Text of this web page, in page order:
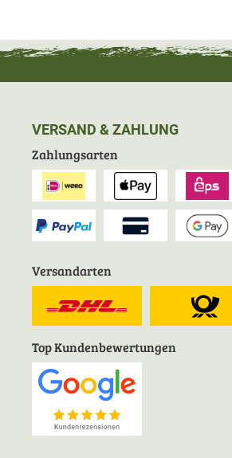
VERSAND & ZAHLUNG
Zahlungsarten
Versandarten
Top Kundenbewertungen